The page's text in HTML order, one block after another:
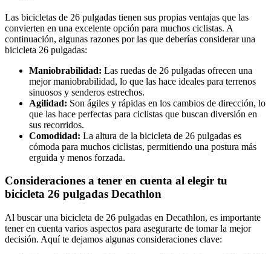
Las bicicletas de 26 pulgadas tienen sus propias ventajas que las
convierten en una excelente opción para muchos ciclistas. A
continuación, algunas razones por las que deberías considerar una
bicicleta 26 pulgadas:
Maniobrabilidad: Las ruedas de 26 pulgadas ofrecen una
mejor maniobrabilidad, lo que las hace ideales para terrenos
sinuosos y senderos estrechos.
Agilidad: Son ágiles y rápidas en los cambios de dirección, lo
que las hace perfectas para ciclistas que buscan diversión en
sus recorridos.
Comodidad: La altura de la bicicleta de 26 pulgadas es
cómoda para muchos ciclistas, permitiendo una postura más
erguida y menos forzada.
Consideraciones a tener en cuenta al elegir tu
bicicleta 26 pulgadas Decathlon
Al buscar una bicicleta de 26 pulgadas en Decathlon, es importante
tener en cuenta varios aspectos para asegurarte de tomar la mejor
decisión. Aquí te dejamos algunas consideraciones clave: